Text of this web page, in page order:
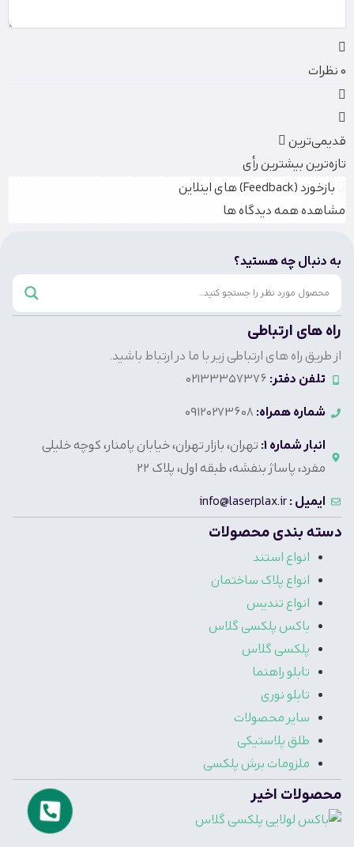
0نظرات
قدیمی‌ترین
تازه‌ترینبیشترین رأی
بازخورد (Feedback) های اینلاین
مشاهده همه دیدگاه ها
به دنبال چه هستید؟
راه های ارتباطی
از طریق راه های ارتباطی زیر با ما در ارتباط باشید.
تلفن دفتر: 02133357376
شماره همراه: 09120273608
انبار شماره 1:
تهران، بازار تهران، خیابان پامنار، کوچه خلیلی
مفرد، پاساژ بنفشه، طبقه اول، پلاک 22
ایمیل :info@laserplax.ir
دسته بندی محصولات
انواع استند
انواع پلاک ساختمان
انواع تندیس
باکس پلکسی گلاس
پلکسی گلاس
تابلو راهنما
تابلو نوری
سایر محصولات
طلق پلاستیکی
ملزومات برش پلکسی
محصولات اخیر